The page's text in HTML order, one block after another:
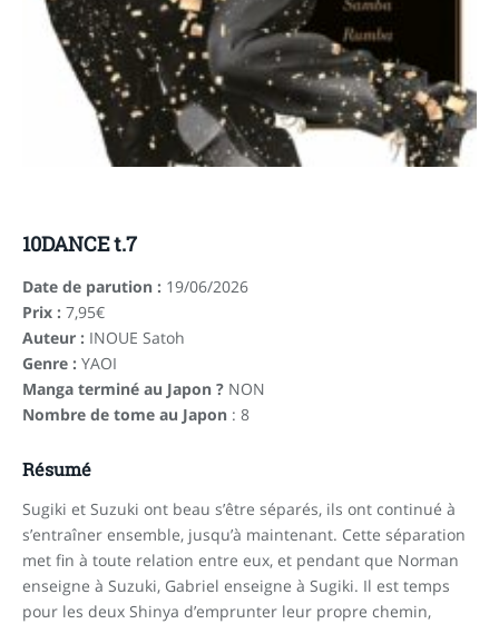
10DANCE t.7
Date de parution : 19/06/2026
Prix : 7,95€
Auteur : INOUE Satoh
Genre : YAOI
Manga terminé au Japon ? NON
Nombre de tome au Japon : 8
Résumé
Sugiki et Suzuki ont beau s’être séparés, ils ont continué à
s’entraîner ensemble, jusqu’à maintenant. Cette séparation
met fin à toute relation entre eux, et pendant que Norman
enseigne à Suzuki, Gabriel enseigne à Sugiki. Il est temps
pour les deux Shinya d’emprunter leur propre chemin,